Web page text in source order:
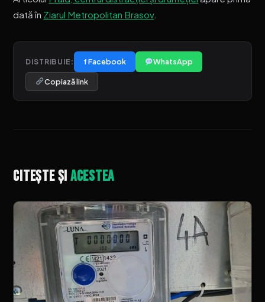
dată în Ziarul Metropolitan Brasov.
DISTRIBUIE: f Facebook WhatsApp
Copiază link
Citește șiacestea